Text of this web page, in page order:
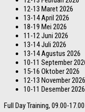
12-13 Maret 2026
13-14 April 2026
18-19 Mei 2026
11-12 Juni 2026
13-14 Juli 2026
13-14 Agustus 2026
10-11 September
15-16 Oktober 2026
12-13 November 2026
10-11 Desember 2026
Full Day Training, 09.00-